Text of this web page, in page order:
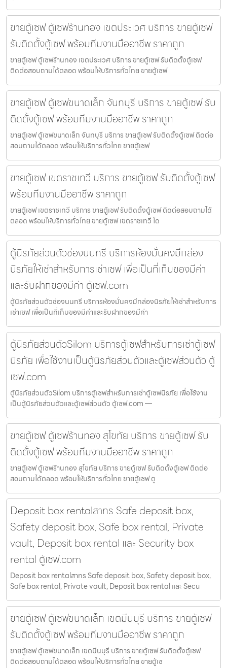
ขายตู้เซฟ ตู้เซฟร้านทอง เขตประเวศ บริการ ขายตู้เซฟ
รับติดตั้งตู้เซฟ พร้อมทีมงานมืออาชีพ ราคาถูก
ขายตู้เซฟ ตู้เซฟร้านทอง เขตประเวศ บริการ ขายตู้เซฟ รับติดตั้งตู้เซฟ
ติดต่อสอบถามได้ตลอด พร้อมให้บริการทั่วไทย ขายตู้เซฟ
ขายตู้เซฟ ตู้เซฟขนาดเล็ก จันทบุรี บริการ ขายตู้เซฟ รับ
ติดตั้งตู้เซฟ พร้อมทีมงานมืออาชีพ ราคาถูก
ขายตู้เซฟ ตู้เซฟขนาดเล็ก จันทบุรี บริการ ขายตู้เซฟ รับติดตั้งตู้เซฟ ติดต่อ
สอบถามได้ตลอด พร้อมให้บริการทั่วไทย ขายตู้เซฟ
ขายตู้เซฟ เขตราชเทวี บริการ ขายตู้เซฟ รับติดตั้งตู้เซฟ
พร้อมทีมงานมืออาชีพ ราคาถูก
ขายตู้เซฟ เขตราชเทวี บริการ ขายตู้เซฟ รับติดตั้งตู้เซฟ ติดต่อสอบถามได้
ตลอด พร้อมให้บริการทั่วไทย ขายตู้เซฟ เขตราชเทวี โด
ตู้นิรภัยส่วนตัวช่องนนทรี บริการห้องมั่นคงมีกล่อง
นิรภัยให้เช่าสำหรับการเช่าเซฟ เพื่อเป็นที่เก็บของมีค่า
และรับฝากของมีค่า ตู้เซฟ.com
ตู้นิรภัยส่วนตัวช่องนนทรี บริการห้องมั่นคงมีกล่องนิรภัยให้เช่าสำหรับการ
เช่าเซฟ เพื่อเป็นที่เก็บของมีค่าและรับฝากของมีค่า
ตู้นิรภัยส่วนตัวSilom บริการตู้เซฟสำหรับการเช่าตู้เซฟ
นิรภัย เพื่อใช้งานเป็นตู้นิรภัยส่วนตัวและตู้เซฟส่วนตัว ตู้
เซฟ.com
ตู้นิรภัยส่วนตัวSilom บริการตู้เซฟสำหรับการเช่าตู้เซฟนิรภัย เพื่อใช้งาน
เป็นตู้นิรภัยส่วนตัวและตู้เซฟส่วนตัว ตู้เซฟ.com —
ขายตู้เซฟ ตู้เซฟร้านทอง สุโขทัย บริการ ขายตู้เซฟ รับ
ติดตั้งตู้เซฟ พร้อมทีมงานมืออาชีพ ราคาถูก
ขายตู้เซฟ ตู้เซฟร้านทอง สุโขทัย บริการ ขายตู้เซฟ รับติดตั้งตู้เซฟ ติดต่อ
สอบถามได้ตลอด พร้อมให้บริการทั่วไทย ขายตู้เซฟ ตู
Deposit box rentalสาทร Safe deposit box,
Safety deposit box, Safe box rental, Private
vault, Deposit box rental และ Security box
rental ตู้เซฟ.com
Deposit box rentalสาทร Safe deposit box, Safety deposit box,
Safe box rental, Private vault, Deposit box rental และ Secu
ขายตู้เซฟ ตู้เซฟขนาดเล็ก เขตมีนบุรี บริการ ขายตู้เซฟ
รับติดตั้งตู้เซฟ พร้อมทีมงานมืออาชีพ ราคาถูก
ขายตู้เซฟ ตู้เซฟขนาดเล็ก เขตมีนบุรี บริการ ขายตู้เซฟ รับติดตั้งตู้เซฟ
ติดต่อสอบถามได้ตลอด พร้อมให้บริการทั่วไทย ขายตู้เซ